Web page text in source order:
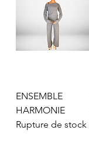
ENSEMBLE
HARMONIE
Rupture de stock